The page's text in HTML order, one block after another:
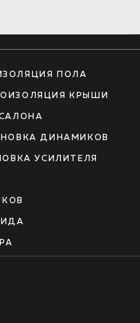
ПОЛА
КРЫШИ
ДИНАМИКОВ
УСИЛИТЕЛЯ